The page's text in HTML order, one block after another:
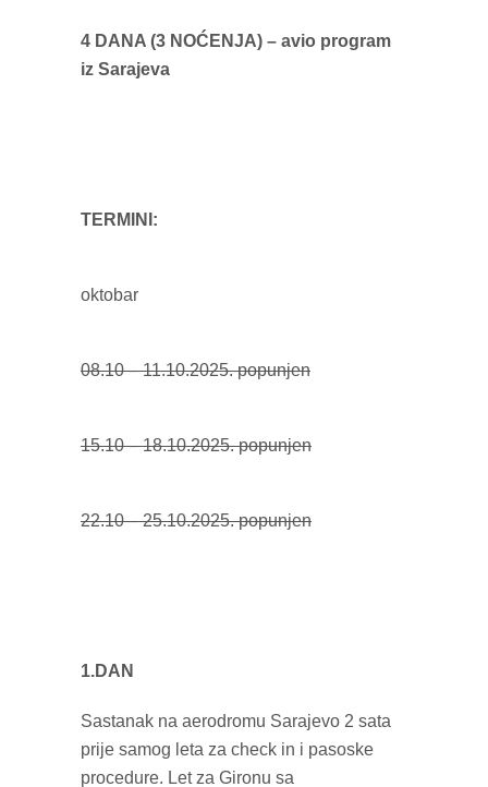
4 DANA (3 NOĆENJA) – avio program
iz Sarajeva
TERMINI:
oktobar
08.10 – 11.10.2025. popunjen
15.10 – 18.10.2025. popunjen
22.10 – 25.10.2025. popunjen
1.DAN
Sastanak na aerodromu Sarajevo 2 sata
prije samog leta za check in i pasoske
procedure. Let za Gironu sa